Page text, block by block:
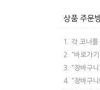
상품 주문
1. 각 코너를
2. "바로가
3. "장바구
4. "장바구